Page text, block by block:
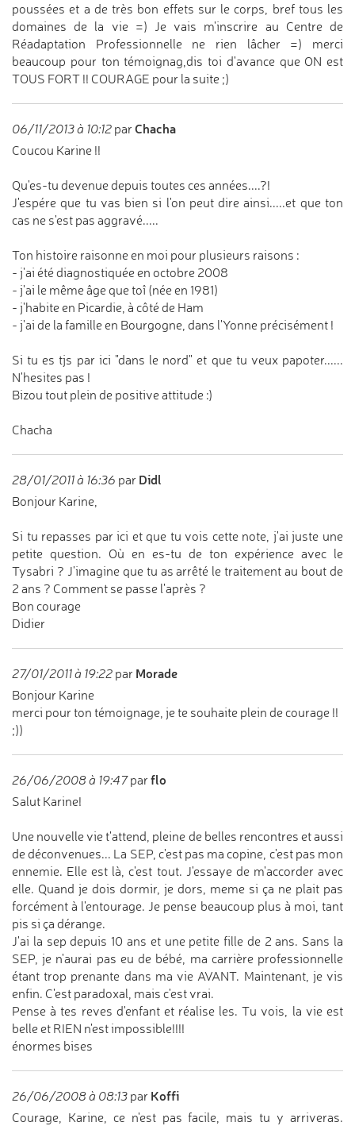
poussées et a de très bon effets sur le corps, bref tous les
domaines de la vie =) Je vais m'inscrire au Centre de
Réadaptation Professionnelle ne rien lâcher =) merci
beaucoup pour ton témoignag,dis toi d'avance que ON est
TOUS FORT !! COURAGE pour la suite ;)
06/11/2013 à 10:12 par Chacha
Coucou Karine !!
Qu'es-tu devenue depuis toutes ces années....?!
J'espére que tu vas bien si l'on peut dire ainsi.....et que ton
cas ne s'est pas aggravé.....
Ton histoire raisonne en moi pour plusieurs raisons :
- j'ai été diagnostiquée en octobre 2008
- j'ai le même âge que toî (née en 1981)
- j'habite en Picardie, à côté de Ham
- j'ai de la famille en Bourgogne, dans l'Yonne précisément !
Si tu es tjs par ici "dans le nord" et que tu veux papoter......
N'hesites pas !
Bizou tout plein de positive attitude :)
Chacha
28/01/2011 à 16:36 par Didl
Bonjour Karine,
Si tu repasses par ici et que tu vois cette note, j'ai juste une
petite question. Où en es-tu de ton expérience avec le
Tysabri ? J'imagine que tu as arrêté le traitement au bout de
2 ans ? Comment se passe l'après ?
Bon courage
Didier
27/01/2011 à 19:22 par Morade
Bonjour Karine
merci pour ton témoignage, je te souhaite plein de courage !!
;))
26/06/2008 à 19:47par flo
Salut Karine!
Une nouvelle vie t'attend, pleine de belles rencontres et aussi
de déconvenues... La SEP, c'est pas ma copine, c'est pas mon
ennemie. Elle est là, c'est tout. J'essaye de m'accorder avec
elle. Quand je dois dormir, je dors, meme si ça ne plait pas
forcément à l'entourage. Je pense beaucoup plus à moi, tant
pis si ça dérange.
J'ai la sep depuis 10 ans et une petite fille de 2 ans. Sans la
SEP, je n'aurai pas eu de bébé, ma carrière professionnelle
étant trop prenante dans ma vie AVANT. Maintenant, je vis
enfin. C'est paradoxal, mais c'est vrai.
Pense à tes reves d'enfant et réalise les. Tu vois, la vie est
belle et RIEN n'est impossible!!!!
énormes bises
26/06/2008 à 08:13 par Koffi
Courage, Karine, ce n'est pas facile, mais tu y arriveras.